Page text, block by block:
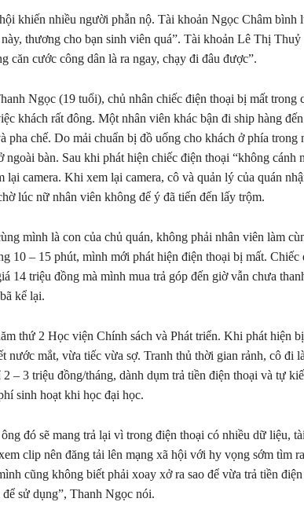
khiến nhiều người phẫn nộ. Tài khoản Ngọc Châm bình
thương cho bạn sinh viên quá”. Tài khoản Lê Thị
căn cước công dân là ra ngay, chạy đi đâu được”.
Ngọc (19 tuổi), chủ nhân chiếc điện thoại bị mất trong
khách rất đông. Một nhân viên khác bận đi ship hàng
pha chế. Do mải chuẩn bị đồ uống cho khách ở phía trong
ngoài bàn. Sau khi phát hiện chiếc điện thoại “không cánh
lại camera. Khi xem lại camera, cô và quản lý của quán
lúc nữ nhân viên không để ý đã tiến đến lấy trộm.
mình là con của chủ quán, không phải nhân viên làm
10 – 15 phút, mình mới phát hiện điện thoại bị mất. Chiếc
14 triệu đồng mà mình mua trả góp đến giờ vẫn chưa
kể lại.
thứ 2 Học viện Chính sách và Phát triển. Khi phát hiện
nước mắt, vừa tiếc vừa sợ. Tranh thủ thời gian rảnh, cô đi
– 3 triệu đồng/tháng, dành dụm trả tiền điện thoại và tự
sinh hoạt khi học đại học.
đó sẽ mang trả lại vì trong điện thoại có nhiều dữ liệu,
clip nên đăng tải lên mạng xã hội với hy vọng sớm tìm
cũng không biết phải xoay xở ra sao để vừa trả tiền
sử dụng”, Thanh Ngọc nói.